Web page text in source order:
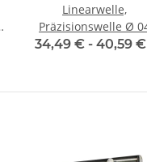
Linearwelle,
Präzisionswelle Ø 04
mm, je m ± 5 mm,
34,49 € - 40,59 €